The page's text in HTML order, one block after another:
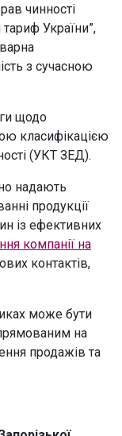
чинності
України”,
з сучасною
щодо
класифікацією
(УКТ ЗЕД).
надають
продукції
із ефективних
компанії на
контактів,
може бути
на
продажів та